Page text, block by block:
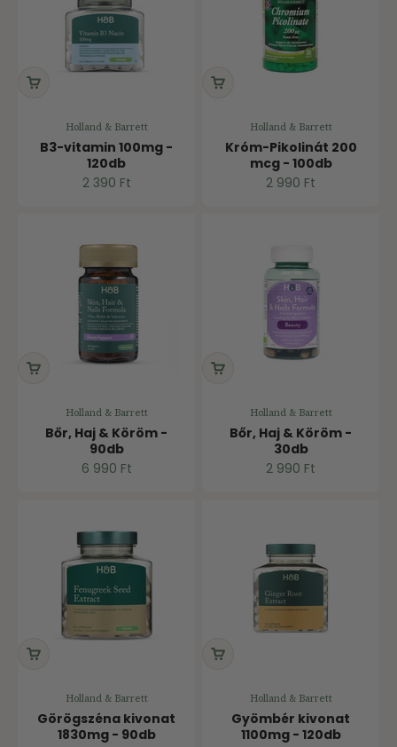
Holland & Barrett
B3-vitamin 100mg -
120db
Ár
2 390 Ft
Holland & Barrett
Króm-Pikolinát 200
mcg - 100db
Ár
2 990 Ft
Holland & Barrett
Bőr, Haj & Köröm -
90db
Ár
6 990 Ft
Holland & Barrett
Bőr, Haj & Köröm -
30db
Ár
2 990 Ft
Holland & Barrett
Görögszéna kivonat
1830mg - 90db
Holland & Barrett
Gyömbér kivonat
1100mg - 120db